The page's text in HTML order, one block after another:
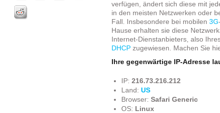
verfügen, ändert sich diese mit
in den meisten Netzwerken oder
Fall. Insbesondere bei mobilen 3G
Hause erhalten sie diese
Internet-Dienstanbieters, also
DHCPzugewiesen. Machen Sie
Ihre gegenwärtige IP-Adresse
IP: 216.73.216.212
Land: US
Browser: Safari Generic
OS: Linux